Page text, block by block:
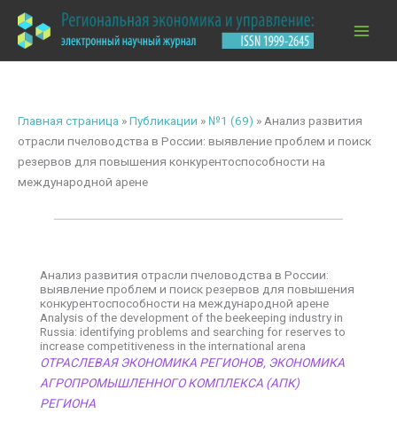
содержимому
Главная страница »Публикации » №1 (69) » Анализ развития
отрасли пчеловодства в России: выявление проблем и поиск
резервов для повышения конкурентоспособности на
международной арене
Анализ развития отрасли пчеловодства в России:
выявление проблем и поиск резервов для повышения
конкурентоспособности на международной арене
Analysis of the development of the beekeeping industry in
Russia: identifying problems and searching for reserves to
increase competitiveness in the international arena
ОТРАСЛЕВАЯ ЭКОНОМИКА РЕГИОНОВ, ЭКОНОМИКА
АГРОПРОМЫШЛЕННОГО КОМПЛЕКСА (АПК)
РЕГИОНА